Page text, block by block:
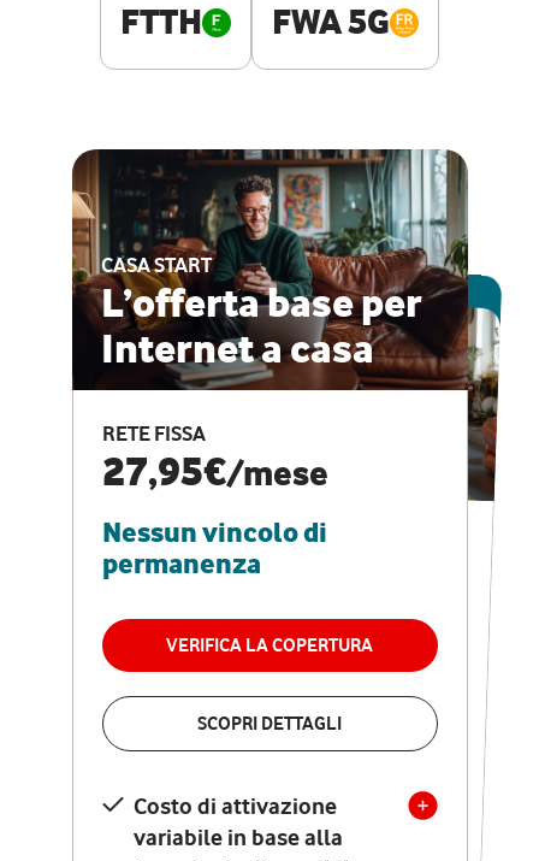
FTTH FWA 5G
CASA START
L’offerta base per
Internet a casa
RETE FISSA
27,95€/mese
Nessun vincolo di
permanenza
VERIFICA LA COPERTURA
SCOPRI DETTAGLI
Costo di attivazione
variabile in base alla
ESCLUSIVA ONLINE
CASA PRO
Internet veloce e
vantaggi speciali
RETE FISSA + VODAFONE CLUB
29,95€
permanenza
VERIFICA LA COPERTURA
Costo di attivazione
variabile in base alla